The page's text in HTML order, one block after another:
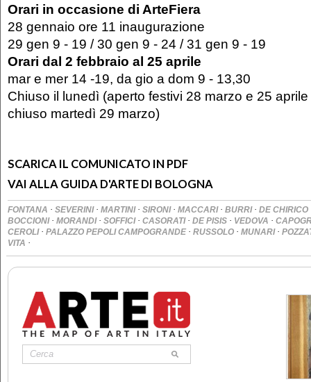
Orari in occasione di ArteFiera
28 gennaio ore 11 inaugurazione
29 gen 9 - 19 / 30 gen 9 - 24 / 31 gen 9 - 19
Orari dal 2 febbraio al 25 aprile
mar e mer 14 -19, da gio a dom 9 - 13,30
Chiuso il lunedì (aperto festivi 28 marzo e 25
chiuso martedì 29 marzo)
SCARICA IL COMUNICATO IN PDF
VAI ALLA GUIDA D'ARTE DI BOLOGNA
FONTANA · SEVERINI · MARTINI · SIRONI · MACCARI · BURRI · DE CHIRICO
BOCCIONI · MORANDI · SOFFICI · CASORATI · DE PISIS · VEDOVA ·
CEROLI · PALAZZO PEPOLI CAMPOGRANDE · RUSSOLO · MUNARI ·
VITA ·